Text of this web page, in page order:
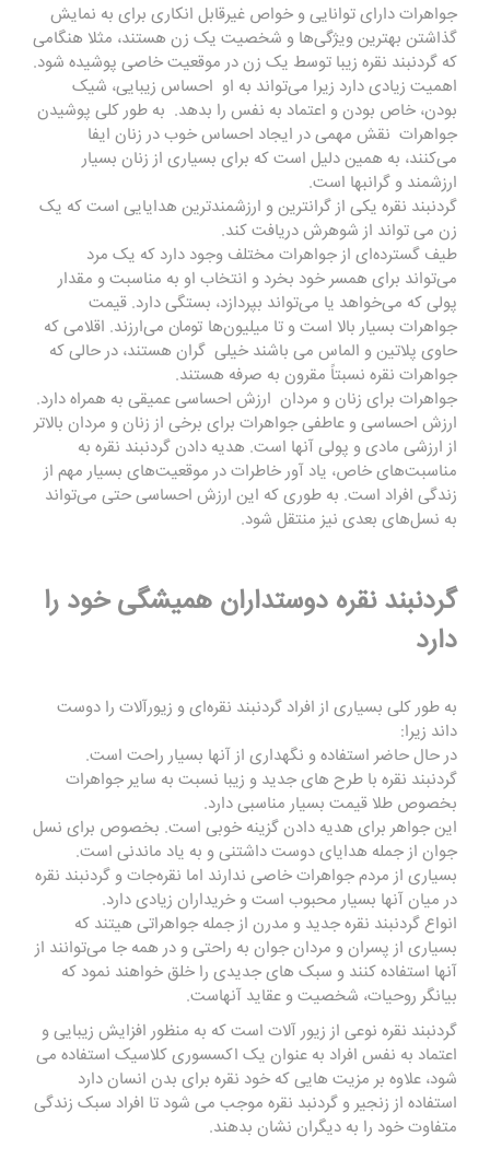
جواهرات دارای توانایی و خواص غیرقابل انکاری برای به نمایش
گذاشتن بهترین ویژگی‌ها و شخصیت یک زن هستند، مثلا هنگامی
که گردنبند نقره زیبا توسط یک زن در موقعیت خاصی پوشیده شود.
اهمیت زیادی دارد زیرا می‌تواند به او احساس زیبایی، شیک
بودن، خاص بودن و اعتماد به نفس را بدهد. به طور کلی پوشیدن
جواهرات نقش مهمی در ایجاد احساس خوب در زنان ایفا
می‌کنند، به همین دلیل است که برای بسیاری از زنان بسیار
ارزشمند و گرانبها است.
گردنبند نقره یکی از گرانترین و ارزشمندترین هدایایی است که یک
زن می تواند از شوهرش دریافت کند.
طیف گسترده‌ای از جواهرات مختلف وجود دارد که یک مرد
می‌تواند برای همسر خود بخرد و انتخاب او به مناسبت و مقدار
پولی که می‌خواهد یا می‌تواند بپردازد، بستگی دارد. قیمت
جواهرات بسیار بالا است و تا میلیون‌ها تومان می‌ارزند. اقلامی که
حاوی پلاتین و الماس می باشند خیلی گران هستند، در حالی که
جواهرات نقره نسبتاً مقرون به صرفه هستند.
جواهرات برای زنان و مردان ارزش احساسی عمیقی به همراه دارد.
ارزش احساسی و عاطفی جواهرات برای برخی از زنان و مردان بالاتر
از ارزشی مادی و پولی آنها است. هدیه دادن گردنبند نقره به
مناسبت‌های خاص، یاد آور خاطرات در موقعیت‌های بسیار مهم از
زندگی افراد است. به طوری که این ارزش احساسی حتی می‌تواند
به نسل‌های بعدی نیز منتقل شود.
گردنبند نقره دوستداران همیشگی خود را
دارد
به طور کلی بسیاری از افراد گردنبند نقره‌ایو زیورآلات را دوست
داند زیرا:
در حال حاضر استفاده و نگهداری از آنها بسیار راحت است.
گردنبند نقره با طرح های جدید و زیبا نسبت به سایر جواهرات
بخصوص طلا قیمت بسیار مناسبی دارد.
این جواهر برای هدیه دادن گزینه خوبی است. بخصوص برای نسل
جوان از جمله هدایای دوست داشتنی و به یاد ماندنی است.
بسیاری از مردم جواهرات خاصی ندارند اما نقره‌جات و گردنبند نقره
در میان آنها بسیار محبوب است و خریداران زیادی دارد.
انواعگردنبند نقرهجدید و مدرن از جمله جواهراتی هیتند که
بسیاری از پسران و مردان جوان به راحتی و در همه جا می‌توانند از
آنها استفاده کنند و سبک های جدیدی را خلق خواهند نمود که
بیانگر روحیات، شخصیت و عقاید آنهاست.
گردنبند نقره نوعی از زیور آلات است که به منظور افزایش زیبایی و
اعتماد به نفس افراد به عنوان یک اکسسوری کلاسیک استفاده می
شود، علاوه بر مزیت هایی که خود نقره برای بدن انسان دارد
استفاده از زنجیر و گردنبد نقره موجب می شود تا افراد سبک زندگی
متفاوت خود را به دیگران نشان بدهند.